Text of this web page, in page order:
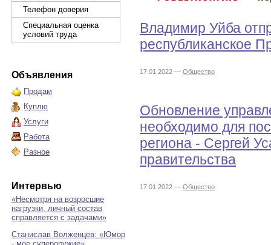
Телефон доверия
Специальная оценка
условий труда
Объявления
Продам
Куплю
Услуги
Работа
Разное
Интервью
«Несмотря на возросшие
нагрузки, личный состав
справляется с задачами»
Станислав Волженцев: «Юмор
Владимир Уйба
республиканское
17.01.2022 — Общество
Обновление
необходимо для
региона - Сергей
правительства
17.01.2022 — Общество